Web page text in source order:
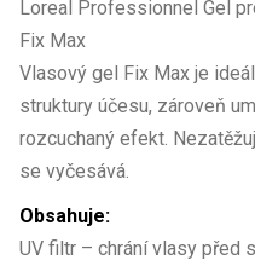
Loreal Professionnel Gel
Fix Max
Vlasový gel Fix Max je
struktury účesu, zároveň
rozcuchaný efekt.
se vyčesává.
Obsahuje:
UV filtr – chrání vlasy před